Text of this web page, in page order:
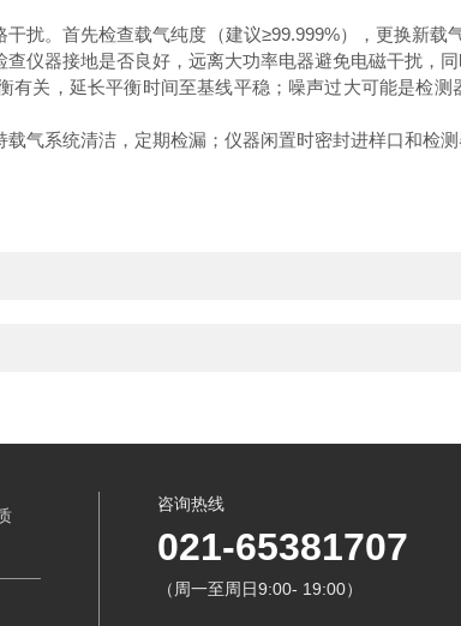
扰。首先检查载气纯度（建议≥99.999%），更换新载
仪器接地是否良好，远离大功率电器避免电磁干扰，
关，延长平衡时间至基线平稳；噪声过大可能是检
气系统清洁，定期检漏；仪器闲置时密封进样口和检
咨询热线
021-65381707
（周一至周日9:00- 19:00）